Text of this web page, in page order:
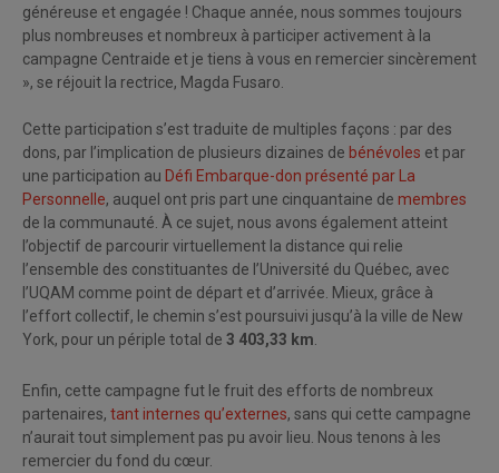
généreuse et engagée ! Chaque année, nous sommes toujours
plus nombreuses et nombreux à participer activement à la
campagne Centraide et je tiens à vous en remercier sincèrement
», se réjouit la rectrice, Magda Fusaro.
Cette participation s’est traduite de multiples façons : par des
dons, par l’implication de plusieurs dizaines de bénévoles et par
une participation au Défi Embarque-don présenté par La
Personnelle, auquel ont pris part une cinquantaine de membres
de la communauté. À ce sujet, nous avons également atteint
l’objectif de parcourir virtuellement la distance qui relie
l’ensemble des constituantes de l’Université du Québec, avec
l’UQAM comme point de départ et d’arrivée. Mieux, grâce à
l’effort collectif, le chemin s’est poursuivi jusqu’à la ville de New
York, pour un périple total de 3 403,33 km
Enfin, cette campagne fut le fruit des efforts de nombreux
partenaires, tant internes qu’externes, sans qui cette campagne
n’aurait tout simplement pas pu avoir lieu. Nous tenons à les
remercier du fond du cœur.